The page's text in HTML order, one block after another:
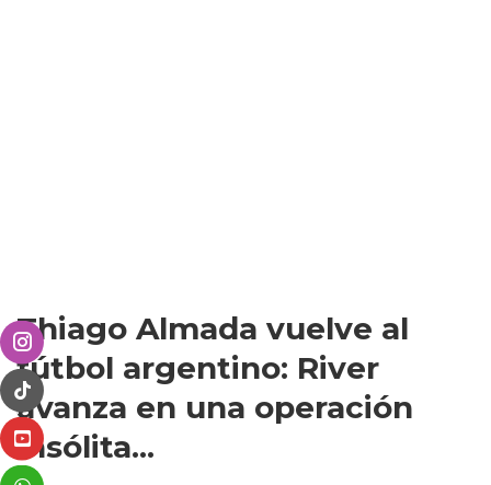
Thiago Almada vuelve al
fútbol argentino: River
avanza en una operación
insólita...